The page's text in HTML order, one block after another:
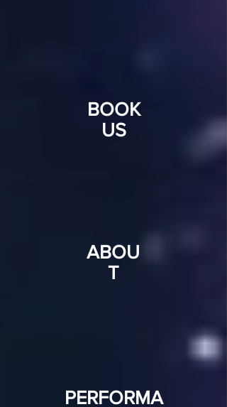
BOOK
US
ABOU
T
PERFORMA